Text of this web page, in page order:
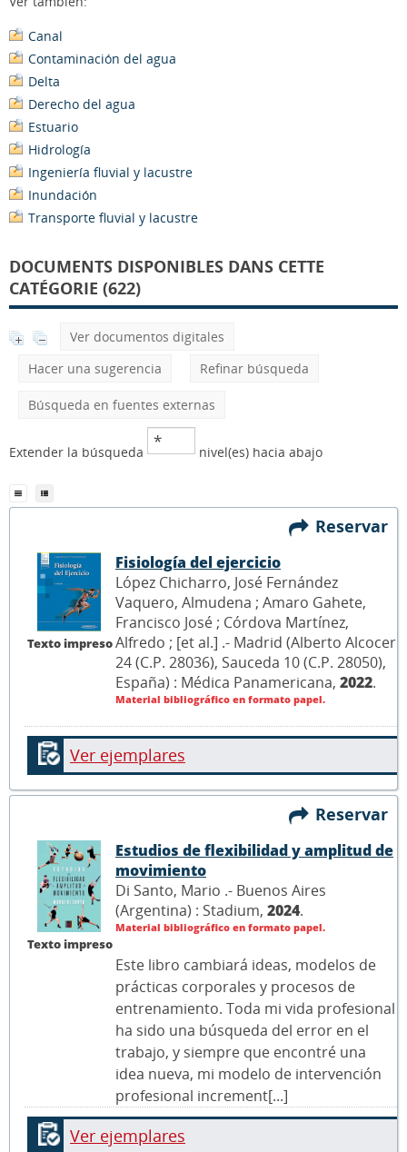
Canal
Contaminación del agua
Delta
Derecho del agua
Estuario
Hidrología
Ingeniería fluvial y lacustre
Inundación
Transporte fluvial y lacustre
DOCUMENTS DISPONIBLES DANS CETTE
CATÉGORIE (622)
Ver documentos digitales
Hacer una sugerencia
Refinar búsqueda
Búsqueda en fuentes externas
Extender la búsqueda nivel(es) hacia abajo
Reservar
Texto impreso
Fisiología del ejercicio
López Chicharro, José Fernández
Vaquero, Almudena ; Amaro Gahete,
Francisco José ; Córdova Martínez,
Alfredo ; [et al.] .- Madrid (Alberto Alcocer
24 (C.P. 28036), Sauceda 10 (C.P. 28050),
España) : Médica Panamericana, 2022.
Material bibliográfico en formato papel.
Ver ejemplares
Reservar
Texto impreso
Estudios de flexibilidad y amplitud de
movimiento
Di Santo, Mario .- Buenos Aires
(Argentina) : Stadium, 2024.
Material bibliográfico en formato papel.
Este libro cambiará ideas, modelos de
prácticas corporales y procesos de
entrenamiento. Toda mi vida profesional
ha sido una búsqueda del error en el
trabajo, y siempre que encontré una
idea nueva, mi modelo de intervención
profesional increment[...]
Ver ejemplares